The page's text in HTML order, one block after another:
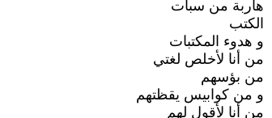
هاربة من سبات
الكتب
و هدوء المكتبات
من أنا لأخلص لغتي
من بؤسهم
و من كوابيس يقظتهم
من أنا لأقول لهم